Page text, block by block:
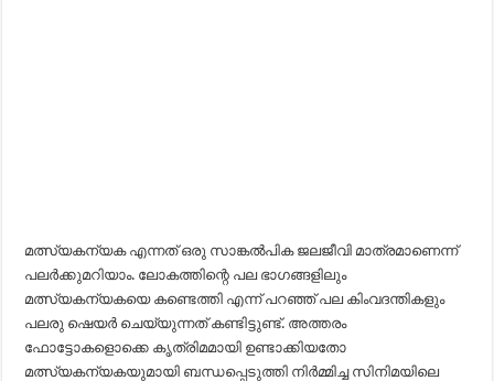
മത്സ്യകന്യക എന്നത്‌ ഒരു സാങ്കൽപിക ജലജീവി മാത്രമാണെന്ന്
പലർക്കുമറിയാം. ലോകത്തിന്റെ പല ഭാഗങ്ങളിലും
മത്സ്യകന്യകയെ കണ്ടെത്തി എന്ന് പറഞ്ഞ്‌ പല കിംവദന്തികളും
പലരു ഷെയർ ചെയ്യുന്നത്‌ കണ്ടിട്ടുണ്ട്‌. അത്തരം
ഫോട്ടോകളൊക്കെ കൃത്രിമമായി ഉണ്ടാക്കിയതോ
മത്സ്യകന്യകയുമായി ബന്ധപ്പെടുത്തി നിർമ്മിച്ച സിനിമയിലെ